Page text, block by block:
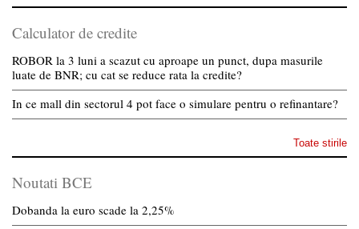
Calculator de credite
ROBOR la 3 luni a scazut cu aproape un punct, dupa masurile
luate de BNR; cu cat se reduce rata la credite?
In ce mall din sectorul 4 pot face o simulare pentru o refinantare?
Toate stirile
Noutati BCE
Dobanda la euro scade la 2,25%